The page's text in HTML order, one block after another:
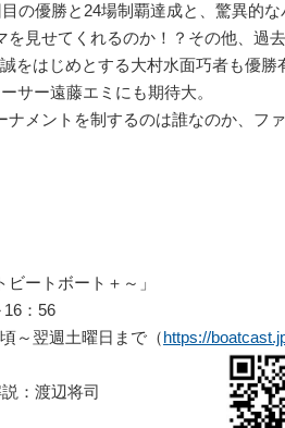
の優勝と24場制覇達成と、驚異的な
見せてくれるのか！？その他、過
をはじめとする大村水面巧者も優勝
サー遠藤エミにも期待大。
メントを制するのは誰なのか、フ
ートボート＋～」
16：56
～翌週土曜日まで（ https://
：渡辺将司